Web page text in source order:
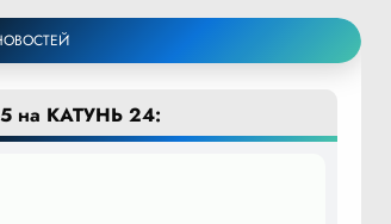
на КАТУНЬ 24: